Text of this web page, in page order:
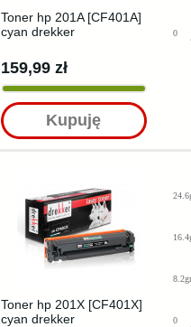
Toner hp 201A [CF401A]
cyan drekker
159,99 zł
Kupuję
0
Toner hp 201X [CF401X]
cyan drekker
8.2gr
0